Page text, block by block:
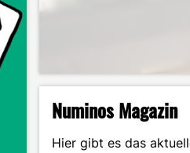
Numinos Magazin
Hier gibt es das